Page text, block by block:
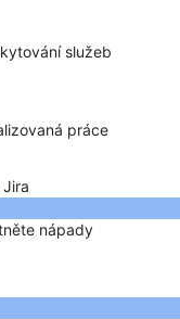
služeb
práce
nápady